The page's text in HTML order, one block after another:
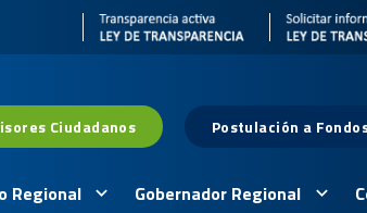
Ciudadanos Postulación a
Regional Gobernador Regional